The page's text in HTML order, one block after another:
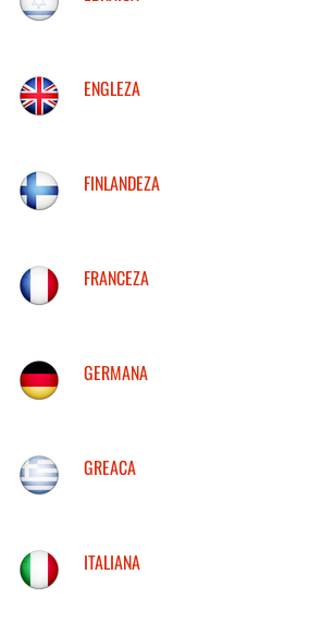
ENGLEZA
FINLANDEZA
FRANCEZA
GERMANA
GREACA
ITALIANA